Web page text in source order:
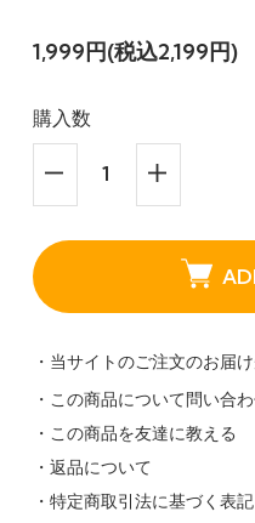
1,999円(税込2,199円)
購入数
・当サイトのご注文のお届
・この商品について問い合
・この商品を友達に教える
・返品について
・特定商取引法に基づく表記